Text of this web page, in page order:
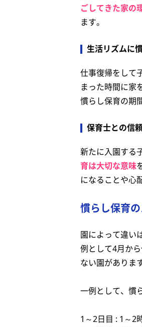
ごしてきた家の
ます。
生活リズムに
仕事復帰をして
まった時間に家
慣らし保育の期
保育士との信
新たに入園する
育は大切な意味
になることや心
慣らし保育
園によって違い
例として4月か
ない園がありま
一例として、慣
1～2日目 : 1～2